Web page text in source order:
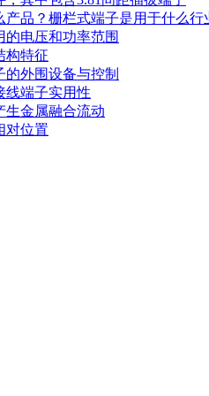
产品？栅栏式端子是用于什么行
的电压和功率范围
构特征
的外围设备与控制
线端子实用性
生金属融合流动
对位置